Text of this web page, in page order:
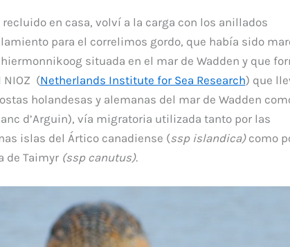
en casa, volví a la carga con los anillados
para el correlimos gordo, que había sido
situada en el mar de Wadden y que
NIOZ (Netherlands Institute for Sea Research) que
holandesas y alemanas del mar de Wadden
d’Arguin), vía migratoria utilizada tanto por las
islas del Ártico canadiense (ssp islandica)como
de Taimyr(ssp canutus).